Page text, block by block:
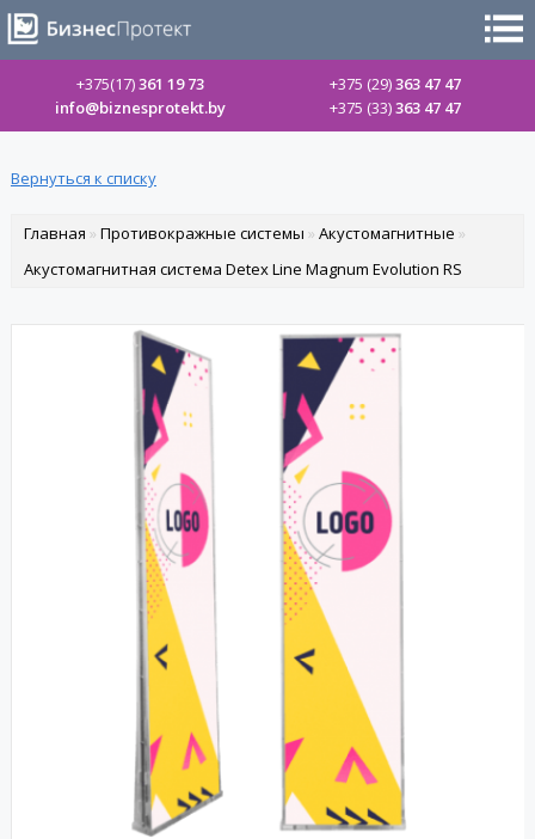
+375(17)361 19 73 +375 (29)363 47 47
info@biznesprotekt.by
+375 (33)363 47 47
Вернуться к списку
Главная » Противокражные системы » Акустомагнитные »
Акустомагнитная система Detex Line Magnum Evolution RS